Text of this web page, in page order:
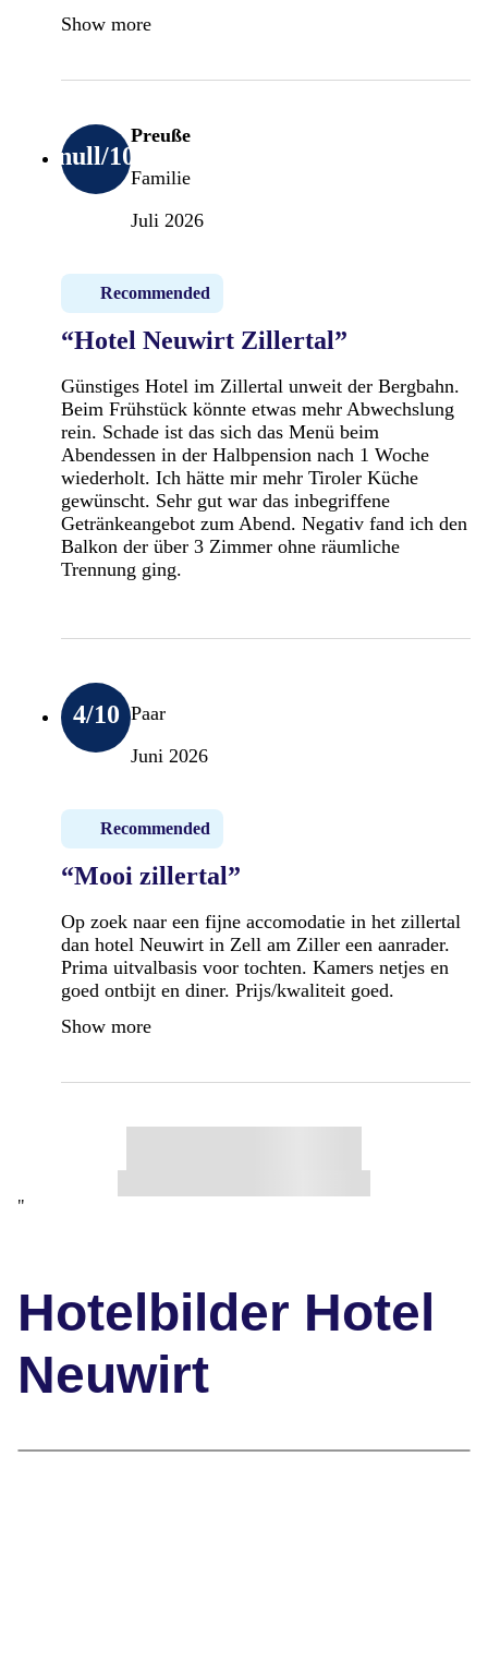
Show more
null/10
Preuße
Familie
Juli 2026
Recommended
“Hotel Neuwirt Zillertal”
Günstiges Hotel im Zillertal unweit der Bergbahn.
Beim Frühstück könnte etwas mehr Abwechslung
rein. Schade ist das sich das Menü beim
Abendessen in der Halbpension nach 1 Woche
wiederholt. Ich hätte mir mehr Tiroler Küche
gewünscht. Sehr gut war das inbegriffene
Getränkeangebot zum Abend. Negativ fand ich den
Balkon der über 3 Zimmer ohne räumliche
Trennung ging.
4/10 Paar
Juni 2026
Recommended
“Mooi zillertal”
Op zoek naar een fijne accomodatie in het zillertal
dan hotel Neuwirt in Zell am Ziller een aanrader.
Prima uitvalbasis voor tochten. Kamers netjes en
goed ontbijt en diner. Prijs/kwaliteit goed.
Show more
"
Hotelbilder Hotel
Neuwirt